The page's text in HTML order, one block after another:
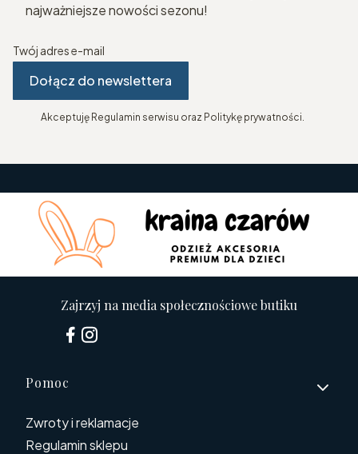
najważniejsze nowości sezonu!
Twój adres e-mail
Dołącz do newslettera
Akceptuję Regulamin serwisu oraz Politykę prywatności.
Zajrzyj na media społecznościowe butiku
Linki w stopce
Pomoc
Zwroty i reklamacje
Regulamin sklepu